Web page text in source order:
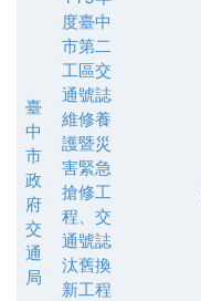
臺
中
市
政
府
交
通
局
度臺中
市第二
工區交
通號誌
維修養
護暨災
害緊急
搶修工
程、交
通號誌
汰舊換
新工程